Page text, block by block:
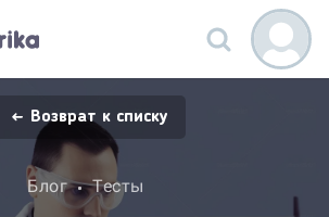
Возврат к списку
Блог Тесты